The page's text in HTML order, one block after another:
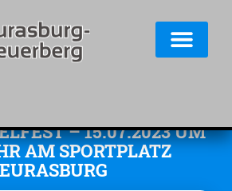
– 15.07.2023 UM
AM SPORTPLATZ
EURASBURG